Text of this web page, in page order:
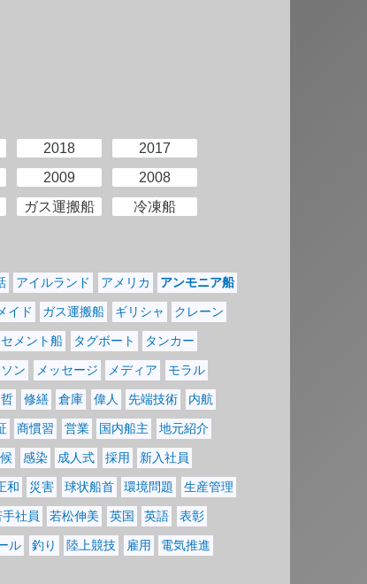
2018
2017
2009
2008
ガス運搬船
冷凍船
アイルランド アメリカ アンモニア船
イド ガス運搬船 ギリシャ クレーン
セメント船 タグボート タンカー
ン メッセージ メディア モラル
修繕 倉庫 偉人 先端技術 内航
商慣習 営業 国内船主 地元紹介
感染 成人式 採用 新入社員
和 災害 球状船首 環境問題 生産管理
社員 若松伸美 英国 英語 表彰
ル 釣り 陸上競技 雇用 電気推進